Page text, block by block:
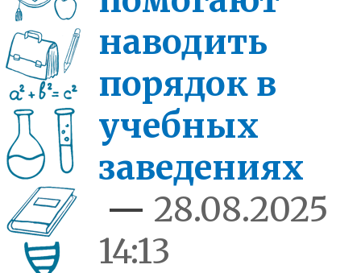
наводить
порядок в
учебных
заведениях
— 28.08.2025
14:13